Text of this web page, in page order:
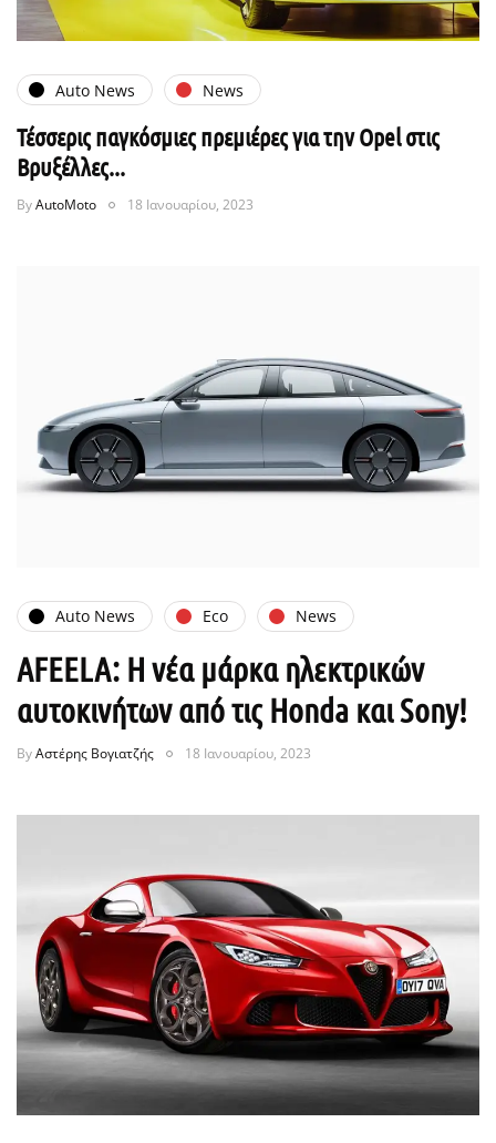
Auto News News
Τέσσερις παγκόσμιες πρεμιέρες για την Opel στις
Βρυξέλλες...
ByAutoMoto 18 Ιανουαρίου, 2023
Auto News Eco News
AFEELA: Η νέα μάρκα ηλεκτρικών
αυτοκινήτων από τις Honda και Sony!
ByΑστέρης Βογιατζής 18 Ιανουαρίου, 2023